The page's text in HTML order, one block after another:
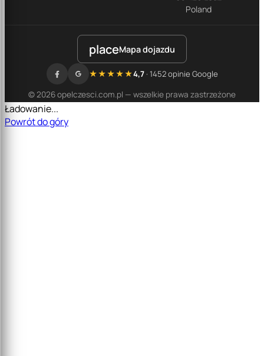
Poland
placeMapa dojazdu
© 2026 opelczesci.com.pl — wszelkie prawa zastrzeżone
★★★★★4,7· 1452 opinie Google
Ładowanie...
Powrót do góry